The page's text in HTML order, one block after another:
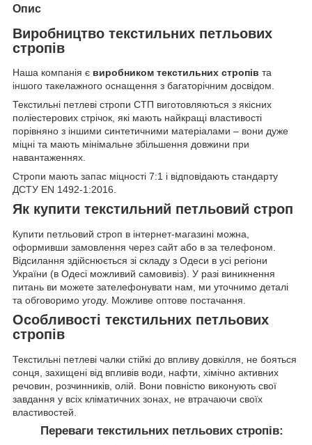
Опис
Виробництво текстильних петльових
стропів
Наша компанія є виробником текстильних стропів та
іншого такелажного оснащення з багаторічним досвідом.
Текстильні петлеві стропи СТП виготовляються з якісних
поліестерових стрічок, які мають найкращі властивості
порівняно з іншими синтетичними матеріалами – вони дуже
міцні та мають мінімальне збільшення довжини при
навантаженнях.
Стропи мають запас міцності 7:1 і відповідають стандарту
ДСТУ EN 1492-1:2016.
Як купити текстильний петльовий строп
Купити петльовий строп в інтернет-магазині можна,
оформивши замовлення через сайт або в за телефоном.
Відсилання здійснюється зі складу з Одеси в усі регіони
України (в Одесі можливий самовивіз). У разі виникнення
питань ви можете зателефонувати нам, ми уточнимо деталі
та обговоримо угоду. Можливе оптове постачання.
Особливості текстильних петльових
стропів
Текстильні петлеві чалки стійкі до впливу довкілля, не бояться
сонця, захищені від впливів води, нафти, хімічно активних
речовин, розчинників, олій. Вони повністю виконують свої
завдання у всіх кліматичних зонах, не втрачаючи своїх
властивостей.
Переваги текстильних петльових стропів: